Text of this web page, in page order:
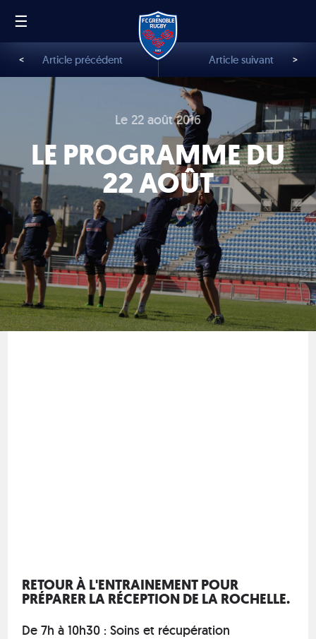
☰
Le 22 août 2016
LE PROGRAMME DU
22 AOÛT
< Article précédent Article suivant >
RETOUR À L'ENTRAINEMENT POUR
PRÉPARER LA RÉCEPTION DE LA ROCHELLE.
De 7h à 10h30 : Soins et récupération